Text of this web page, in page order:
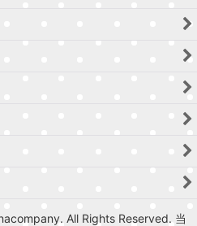
All Rights Reserved. 当